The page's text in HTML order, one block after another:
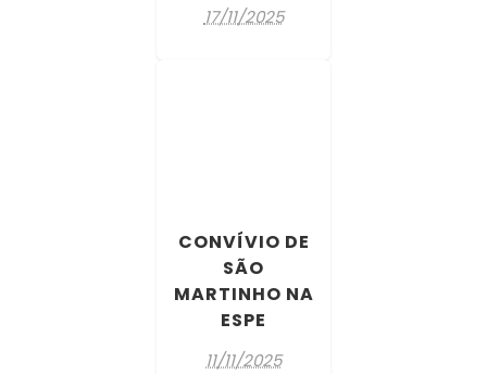
17/11/2025
CONVÍVIO DE
SÃO
MARTINHO NA
ESPE
11/11/2025